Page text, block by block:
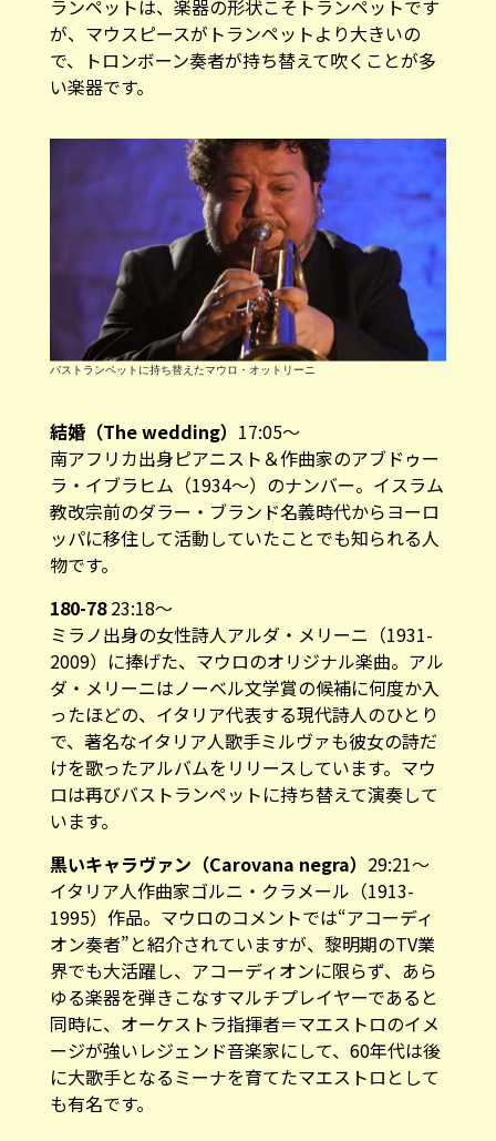
ランペットは、楽器の形状こそトランペットです
が、マウスピースがトランペットより大きいの
で、トロンボーン奏者が持ち替えて吹くことが多
い楽器です。
バストランペットに持ち替えたマウロ・オットリーニ
結婚（The wedding） 17:05～
南アフリカ出身ピアニスト＆作曲家のアブドゥー
ラ・イブラヒム（1934～）のナンバー。イスラム
教改宗前のダラー・ブランド名義時代からヨーロ
ッパに移住して活動していたことでも知られる人
物です。
180-7823:18～
ミラノ出身の女性詩人アルダ・メリーニ（1931-
2009）に捧げた、マウロのオリジナル楽曲。アル
ダ・メリーニはノーベル文学賞の候補に何度か入
ったほどの、イタリア代表する現代詩人のひとり
で、著名なイタリア人歌手ミルヴァも彼女の詩だ
けを歌ったアルバムをリリースしています。マウ
ロは再びバストランペットに持ち替えて演奏して
います。
黒いキャラヴァン（Carovana negra） 29:21～
イタリア人作曲家ゴルニ・クラメール（1913-
1995）作品。マウロのコメントでは“アコーディ
オン奏者”と紹介されていますが、黎明期のTV業
界でも大活躍し、アコーディオンに限らず、あら
ゆる楽器を弾きこなすマルチプレイヤーであると
同時に、オーケストラ指揮者＝マエストロのイメ
ージが強いレジェンド音楽家にして、60年代は後
に大歌手となるミーナを育てたマエストロとして
も有名です。